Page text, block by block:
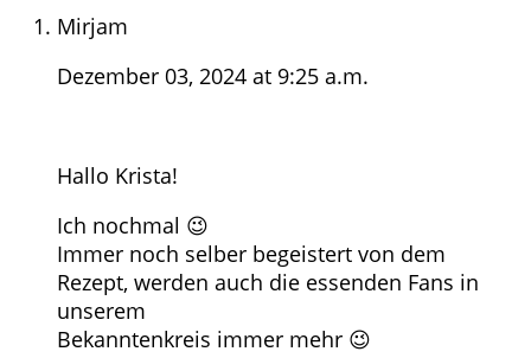
Mirjam
Dezember 03, 2024 at 9:25 a.m.
Hallo Krista!
Ich nochmal 😉
Immer noch selber begeistert von dem
Rezept, werden auch die essenden Fans in
unserem
Bekanntenkreis immer mehr 😉